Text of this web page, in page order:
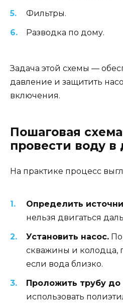
Фильтры.
Разводка по дому.
Задача этой схемы —
давление и защитить
включения.
Пошаговая
провести воду в
На практике процесс
Определить
нельзя двигаться
Установить насос.
скважины и колодца,
если вода близко.
Проложить трубу
использовать